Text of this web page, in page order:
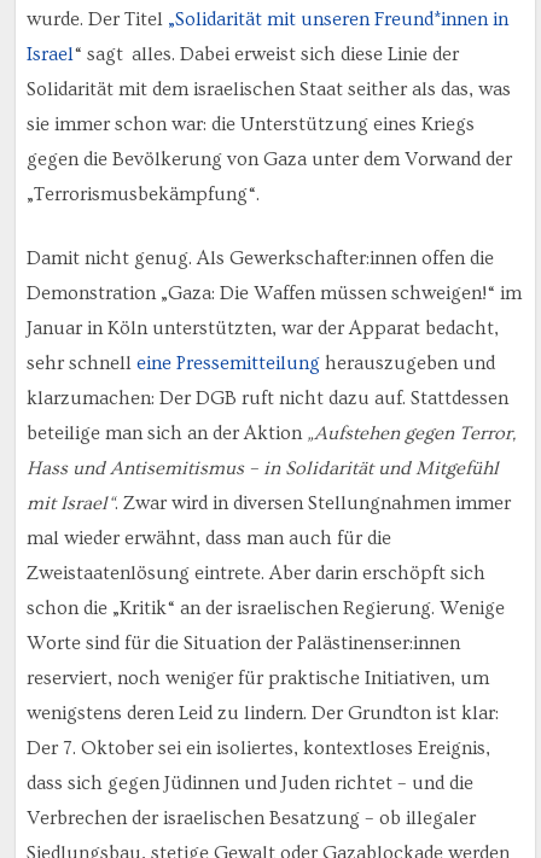
wurde. Der Titel „Solidarität mit unseren Freund*innen in
Israel“ sagt alles. Dabei erweist sich diese Linie der
Solidarität mit dem israelischen Staat seither als das, was
sie immer schon war: die Unterstützung eines Kriegs
gegen die Bevölkerung von Gaza unter dem Vorwand der
„Terrorismusbekämpfung“.
Damit nicht genug. Als Gewerkschafter:innen offen die
Demonstration „Gaza: Die Waffen müssen schweigen!“ im
Januar in Köln unterstützten, war der Apparat bedacht,
sehr schnell eine Pressemitteilungherauszugeben und
klarzumachen: Der DGB ruft nicht dazu auf. Stattdessen
beteilige man sich an der Aktion „Aufstehen gegen Terror,
Hass und Antisemitismus – in Solidarität und Mitgefühl
mit Israel“. Zwar wird in diversen Stellungnahmen immer
mal wieder erwähnt, dass man auch für die
Zweistaatenlösung eintrete. Aber darin erschöpft sich
schon die „Kritik“ an der israelischen Regierung. Wenige
Worte sind für die Situation der Palästinenser:innen
reserviert, noch weniger für praktische Initiativen, um
wenigstens deren Leid zu lindern. Der Grundton ist klar:
Der 7. Oktober sei ein isoliertes, kontextloses Ereignis,
dass sich gegen Jüdinnen und Juden richtet – und die
Verbrechen der israelischen Besatzung – ob illegaler
Siedlungsbau, stetige Gewalt oder Gazablockade werden